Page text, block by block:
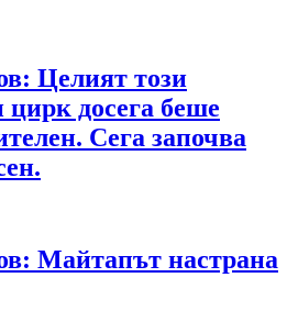
Целият този
досега беше
Сега започва
Майтапът настрана